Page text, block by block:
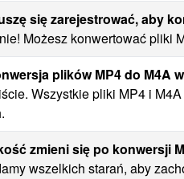
się zarejestrować, aby
Możesz konwertować pliki
plików MP4 do M4A
Wszystkie pliki MP4 i
zmieni się po konwersji
wszelkich starań, aby